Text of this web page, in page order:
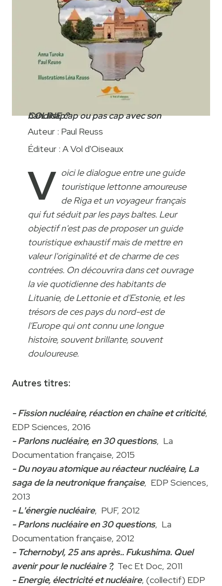
COLINE cap ou pas cap avec son handicap?
Auteur : Paul Reuss
Éditeur : A Vol d'Oiseaux
V oici le dialogue entre une guide
touristique lettonne amoureuse
de Riga et un voyageur français
qui fut séduit par les pays baltes. Leur
objectif n'est pas de proposer un guide
touristique exhaustif mais de mettre en
valeur l'originalité et de charme de ces
contrées. On découvrira dans cet ouvrage
la vie quotidienne des habitants de
Lituanie, de Lettonie et d'Estonie, et les
trésors de ces pays du nord-est de
l'Europe qui ont connu une longue
histoire, souvent brillante, souvent
douloureuse.
Autres titres:
- Fission nucléaire, réaction en chaîne et criticité,
EDP Sciences, 2016
- Parlons nucléaire, en 30 questions, La
Documentation française, 2015
- Du noyau atomique au réacteur nucléaire, La
saga de la neutronique française, EDP Sciences,
2013
- L'énergie nucléaire, PUF, 2012
- Parlons nucléaire en 30 questions, La
Documentation française, 2012
- Tchernobyl, 25 ans après.. Fukushima. Quel
avenir pour le nucléaire ?,Tec Et Doc, 2011
- Energie, électricité et nucléaire, (collectif) EDP